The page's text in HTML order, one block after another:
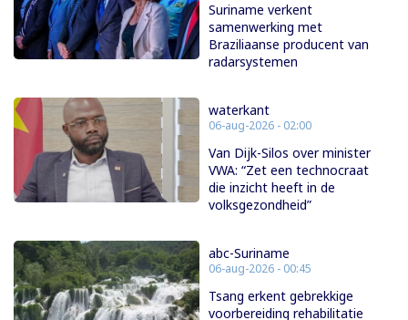
Suriname verkent
samenwerking met
Braziliaanse producent van
radarsystemen
waterkant
06-aug-2026 - 02:00
Van Dijk-Silos over minister
VWA: “Zet een technocraat
die inzicht heeft in de
volksgezondheid”
abc-Suriname
06-aug-2026 - 00:45
Tsang erkent gebrekkige
voorbereiding rehabilitatie